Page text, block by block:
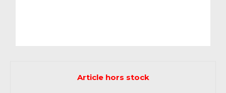
Article hors stock